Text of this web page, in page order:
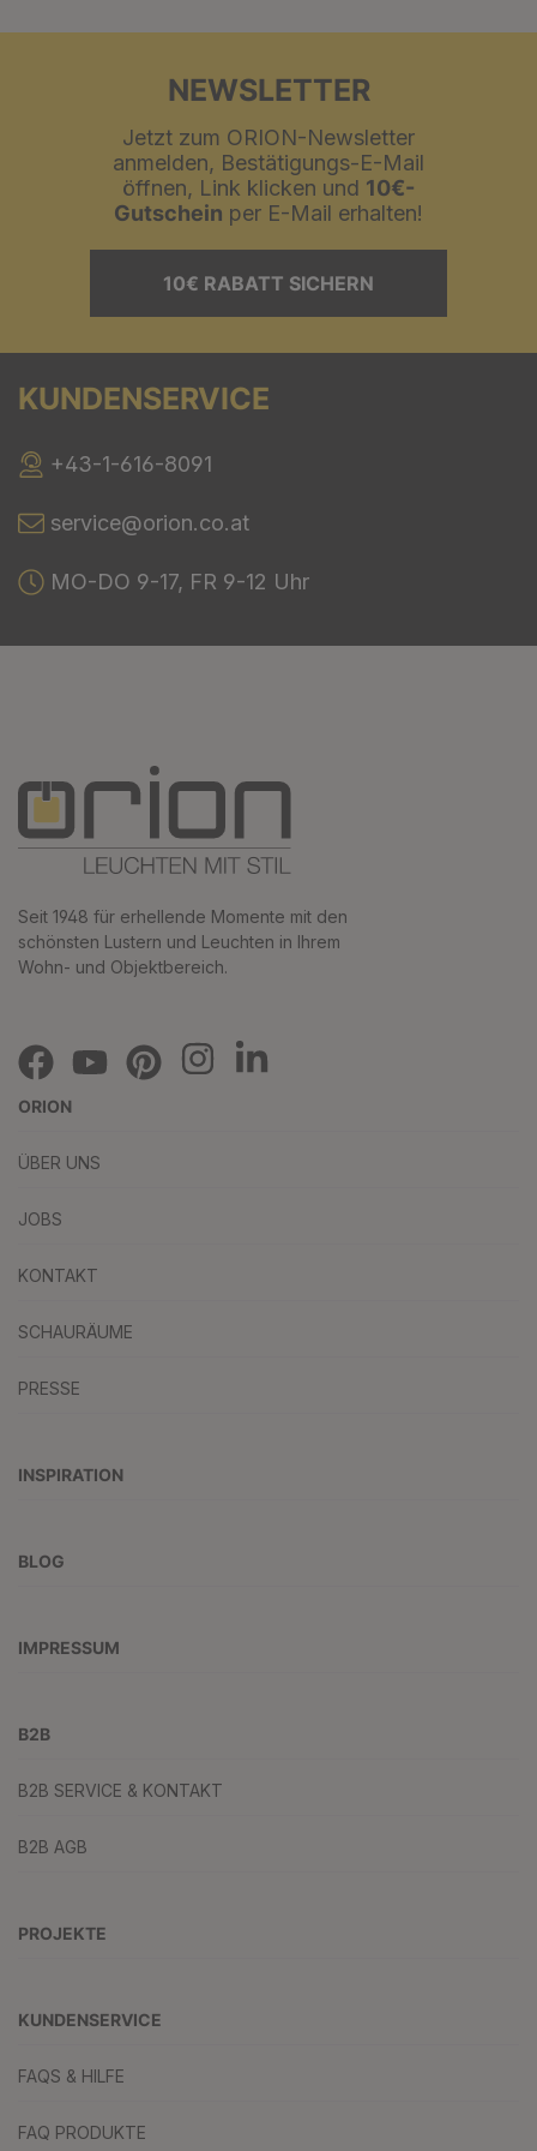
NEWSLETTER
Jetzt zum ORION-Newsletter
anmelden, Bestätigungs-E-Mail
öffnen, Link klicken und 10€-
Gutschein per E-Mail erhalten!
10€ RABATT SICHERN
KUNDENSERVICE
+43-1-616-8091
service@orion.co.at
MO-DO 9-17, FR 9-12 Uhr
Seit 1948 für erhellende Momente mit den
schönsten Lustern und Leuchten in Ihrem
Wohn- und Objektbereich.
ORION
ÜBER UNS
JOBS
KONTAKT
SCHAURÄUME
PRESSE
INSPIRATION
BLOG
IMPRESSUM
B2B
B2B SERVICE & KONTAKT
B2B AGB
PROJEKTE
KUNDENSERVICE
FAQS & HILFE
FAQ PRODUKTE